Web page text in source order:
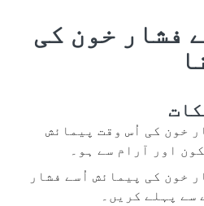
فشار خون کی
خون کی اُس وقت پیمائش
اور آرام سے ہو۔
خون کی پیمائش اُسے فشار
سے پہلے کریں۔